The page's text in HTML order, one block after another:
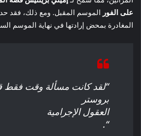
على الفور الموسم المقبل. ومع ذلك، فقد
المغادرة بمحض إرادتها في نهاية الموسم
“لقد كانت مسألة وقت فقط
بروستر
العقول الإجرامية
“.